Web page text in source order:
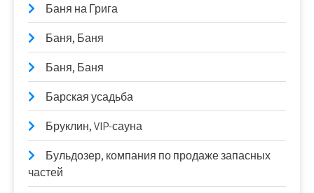
Баня на Грига
Баня, Баня
Баня, Баня
Барская усадьба
Бруклин, VIP-сауна
Бульдозер, компания по продаже запасных
частей